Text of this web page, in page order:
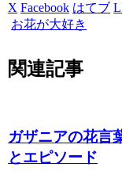
X Facebook はてブ
お花が大好き
関連記事
ガザニアの花言
とエピソード